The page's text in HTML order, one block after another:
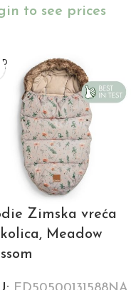
to see prices
Zimska vreća
Meadow